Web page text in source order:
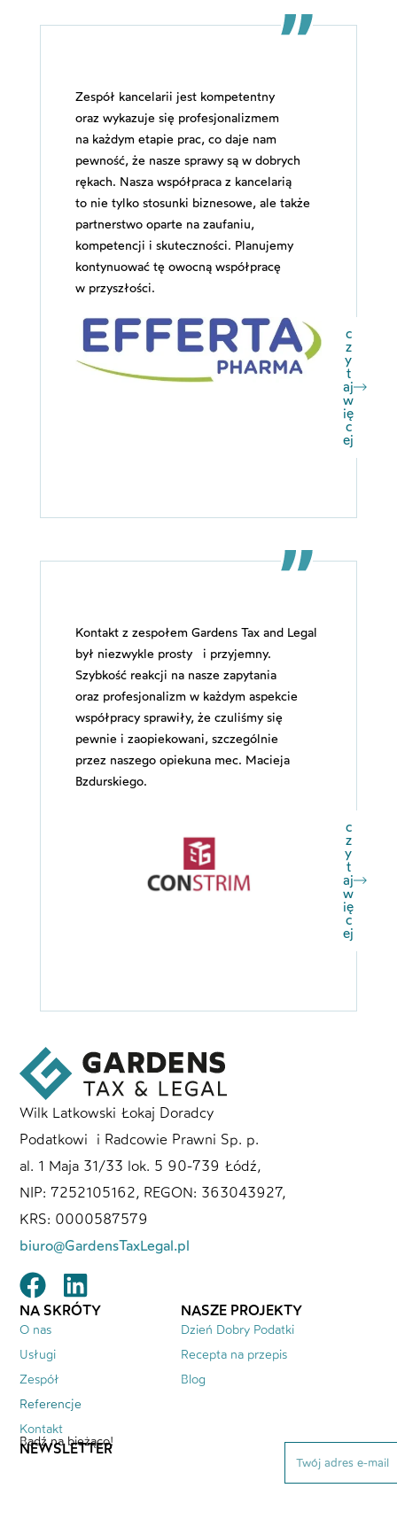
Zespół kancelarii jest kompetentny
oraz wykazuje się profesjonalizmem
na każdym etapie prac, co daje nam
pewność, że nasze sprawy są w dobrych
rękach. Nasza współpraca z kancelarią
to nie tylko stosunki biznesowe, ale także
partnerstwo oparte na zaufaniu,
kompetencji i skuteczności. Planujemy
kontynuować tę owocną współpracę
w przyszłości.
c
z
y
t
aj
w
ię
c
ej
Kontakt z zespołem Gardens Tax and Legal
był niezwykle prosty i przyjemny.
Szybkość reakcji na nasze zapytania
oraz profesjonalizm w każdym aspekcie
współpracy sprawiły, że czuliśmy się
pewnie i zaopiekowani, szczególnie
przez naszego opiekuna mec. Macieja
Bzdurskiego.
c
z
y
t
aj
w
ię
c
ej
Wilk Latkowski Łokaj Doradcy
Podatkowi i Radcowie Prawni Sp. p.
al. 1 Maja 31/33 lok. 5 90-739 Łódź,
NIP: 7252105162, REGON: 363043927,
KRS: 0000587579
biuro@GardensTaxLegal.pl
NA SKRÓTY
O nas
Usługi
Zespół
Referencje
Kontakt
NASZE PROJEKTY
Dzień Dobry Podatki
Recepta na przepis
Blog
NEWSLETTER
Bądź na bieżąco!